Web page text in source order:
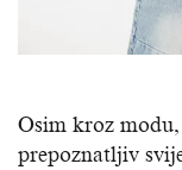
Osim kroz modu,
prepoznatljiv